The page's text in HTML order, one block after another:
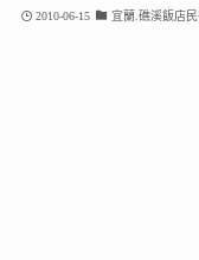
2010-06-15 宜蘭.礁溪飯店